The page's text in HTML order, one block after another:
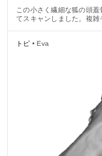
この小さく繊細な狐の頭
てスキャンしました。複
トピ • Eva